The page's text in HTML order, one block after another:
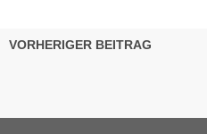
VORHERIGER BEITRAG